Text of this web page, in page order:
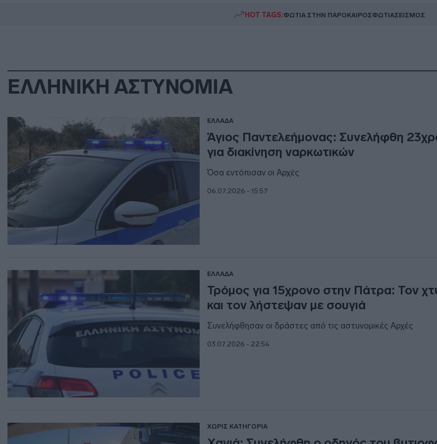
HOT TAGS:ΦΩΤΙΑ ΣΤΗΝ ΠΑΡΟΚΑΙΡΟΣΦΩΤΙΑΣΕΙΣΜΟΣ
ΕΛΛΗΝΙΚΗ ΑΣΤΥΝΟΜΙΑ
ΕΛΛΑΔΑ
Άγιος Παντελεήμονας: Συνελήφθη
για διακίνηση ναρκωτικών
Όσα εντόπισαν οι Αρχές
06.07.2026 - 15:57
ΕΛΛΑΔΑ
Τρόμος για 15χρονο στην Πάτρα: Τον
και τον λήστεψαν με σουγιά
Συνελήφθησαν οι δράστες από τις αστυνομικές Αρχές
03.07.2026 - 22:54
ΧΩΡΙΣ ΚΑΤΗΓΟΡΙΑ